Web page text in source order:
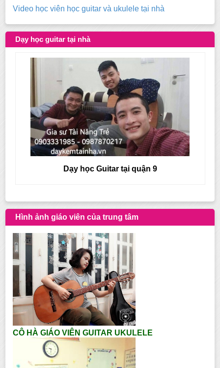
Video học viên học guitar và ukulele tại nhà
Dạy học guitar tại nhà
Dạy học Guitar tại quận 8
Hình ảnh giáo viên của trung tâm
CÔ HÀ GIÁO VIÊN GUITAR UKULELE